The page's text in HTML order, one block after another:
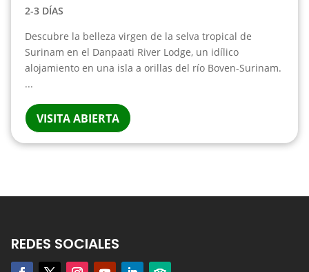
2-3 DÍAS
Descubre la belleza virgen de la selva tropical de
Surinam en el Danpaati River Lodge, un idílico
alojamiento en una isla a orillas del río Boven-Surinam.
...
VISITA ABIERTA
REDES SOCIALES